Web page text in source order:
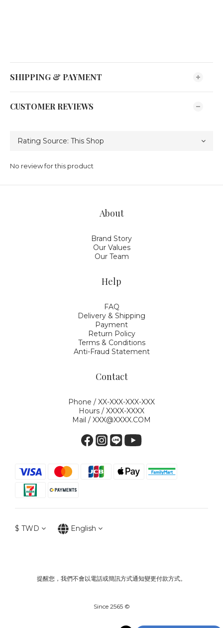
SHIPPING & PAYMENT
CUSTOMER REVIEWS
No review for this product
About
Brand Story
Our Values
Our Team
Help
FAQ
Delivery & Shipping
Payment
Return Policy
Terms & Conditions
Anti-Fraud Statement
Contact
Phone / XX-XXX-XXX-XXX
Hours / XXXX-XXXX
Mail / XXX@XXXX.COM
$ TWD English
提醒您，我們不會以電話或簡訊方式通知變更付款方式。
Since 2565 ©